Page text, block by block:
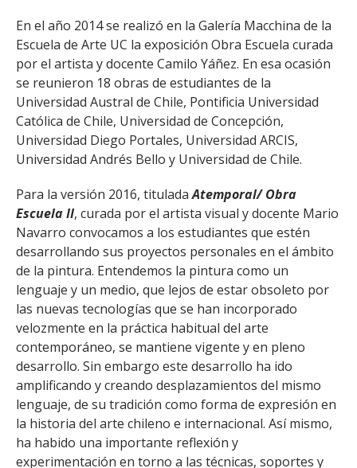
En el año 2014 se realizó en la Galería Macchina de la
Escuela de Arte UC la exposición Obra Escuela curada
por el artista y docente Camilo Yáñez. En esa ocasión
se reunieron 18 obras de estudiantes de la
Universidad Austral de Chile, Pontificia Universidad
Católica de Chile, Universidad de Concepción,
Universidad Diego Portales, Universidad ARCIS,
Universidad Andrés Bello y Universidad de Chile.
Para la versión 2016, tituladaAtemporal/ Obra
Escuela II, curada por el artista visual y docente Mario
Navarro convocamos a los estudiantes que estén
desarrollando sus proyectos personales en el ámbito
de la pintura. Entendemos la pintura como un
lenguaje y un medio, que lejos de estar obsoleto por
las nuevas tecnologías que se han incorporado
velozmente en la práctica habitual del arte
contemporáneo, se mantiene vigente y en pleno
desarrollo. Sin embargo este desarrollo ha ido
amplificando y creando desplazamientos del mismo
lenguaje, de su tradición como forma de expresión en
la historia del arte chileno e internacional. Así mismo,
ha habido una importante reflexión y
experimentación en torno a las técnicas, soportes y